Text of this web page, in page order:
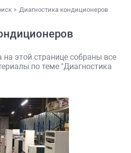
> Диагностика кондиционеров
этой странице собраны все
по теме "Диагностика